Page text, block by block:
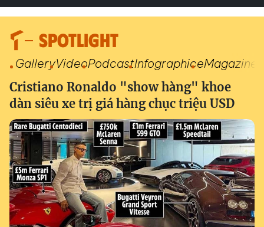
SPOTLIGHT
GalleryVideoPodcastInfographiceMagazine
Cristiano Ronaldo "show hàng" khoe
dàn siêu xe trị giá hàng chục triệu USD